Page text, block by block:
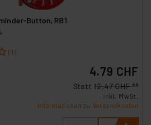
Button, RB1
(1)
4.79 CHF
Statt12.47 CHF **
inkl. MwSt.
Informationen zu Versandkosten